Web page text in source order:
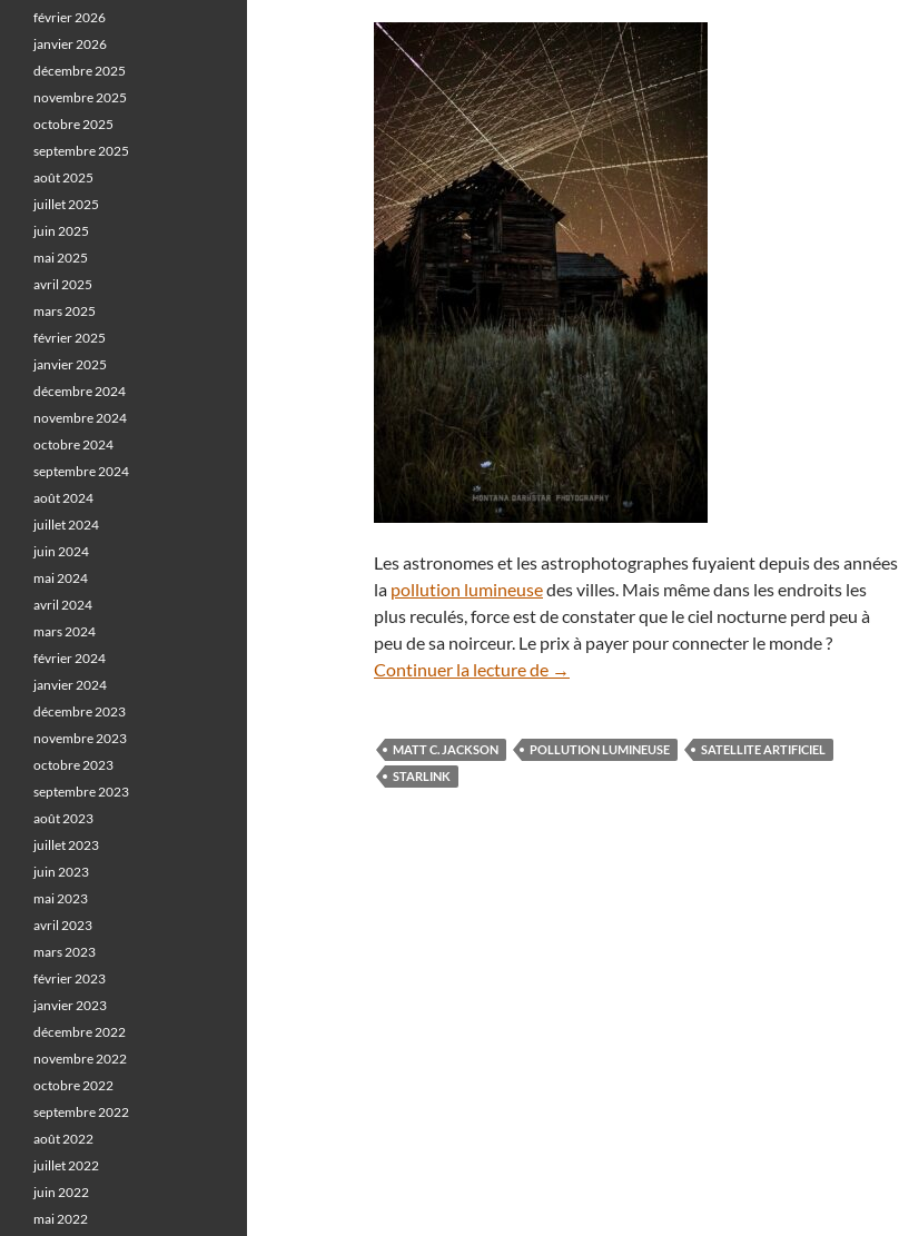
Les astronomes et les astrophotographes fuyaient depuis des années
la pollution lumineusedes villes. Mais même dans les endroits les
plus reculés, force est de constater que le ciel nocturne perd peu à
peu de sa noirceur. Le prix à payer pour connecter le monde ?
Continuer la lecture de Le fléau des satellites résumé en un cliché
→
MATT C. JACKSON POLLUTION LUMINEUSE
SATELLITE ARTIFICIEL
STARLINK
février 2026
janvier 2026
décembre 2025
novembre 2025
octobre 2025
septembre 2025
août 2025
juillet 2025
juin 2025
mai 2025
avril 2025
mars 2025
février 2025
janvier 2025
décembre 2024
novembre 2024
octobre 2024
septembre 2024
août 2024
juillet 2024
juin 2024
mai 2024
avril 2024
mars 2024
février 2024
janvier 2024
décembre 2023
novembre 2023
octobre 2023
septembre 2023
août 2023
juillet 2023
juin 2023
mai 2023
avril 2023
mars 2023
février 2023
janvier 2023
décembre 2022
novembre 2022
octobre 2022
septembre 2022
août 2022
juillet 2022
juin 2022
mai 2022